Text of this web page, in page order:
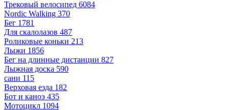
Трековый велосипед 6084
Nordic Walking 370
Бег 1781
Для скалолазов 487
Роликовые коньки 213
Лыжи 1856
Бег на длинные дистанции 827
Лыжная доска 590
сани 115
Верховая езда 182
Бот и каноэ 435
Мотоцикл 1094